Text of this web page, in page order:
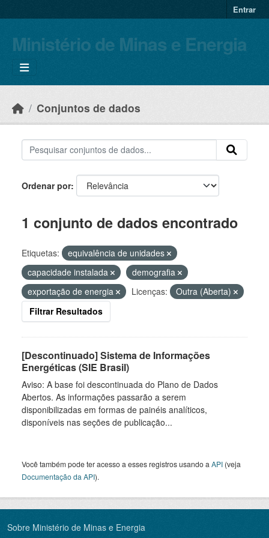
Entrar
Ministério de Minas e Energia
Conjuntos de dados
Ordenar por
1 conjunto de dados encontrado
Etiquetas:
equivalência de unidades
capacidade instalada
demografia
exportação de energia
Licenças:
Outra (Aberta)
Filtrar Resultados
[Descontinuado] Sistema de Informações
Energéticas (SIE Brasil)
Aviso: A base foi descontinuada do Plano de Dados
Abertos. As informações passarão a serem
disponibilizadas em formas de painéis analíticos,
disponíveis nas seções de publicação...
Você também pode ter acesso a esses registros usando a API (veja
Documentação da API).
Sobre Ministério de Minas e Energia